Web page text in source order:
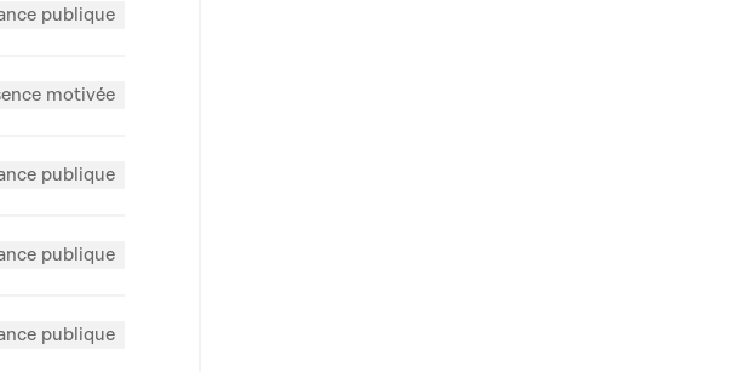
publique
motivée
publique
publique
publique